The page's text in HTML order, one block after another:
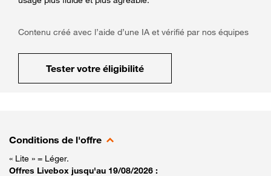
Contenu créé avec l’aide d’une IA et vérifié par nos équipes
Tester votre éligibilité
Conditions de l'offre
« Lite » = Léger.
Offres Livebox jusqu'au 19/08/2026 :